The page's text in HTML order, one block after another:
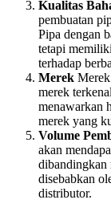
Kualitas
pembuatan
Pipa dengan
tetapi
terhadap
Merek
merek
menawarkan
merek yang
Volume
akan
disebabkan
distributor.